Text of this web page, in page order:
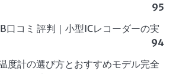
95
口コミ 評判｜小型ICレコーダーの実
94
度計の選び方とおすすめモデル完全